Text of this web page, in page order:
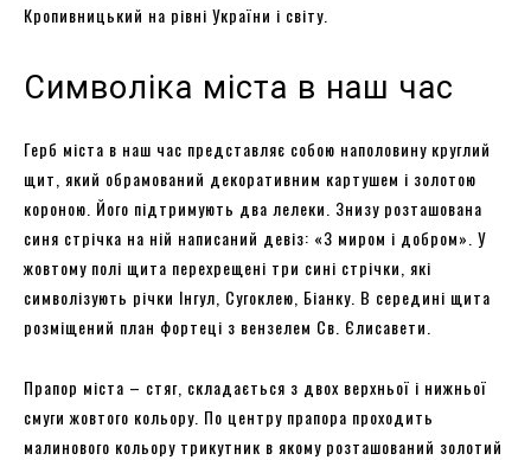
Кропивницький на рівні України і світу.
Символіка міста в наш час
Герб міста в наш час представляє собою наполовину круглий
щит, який обрамований декоративним картушем і золотою
короною. Його підтримують два лелеки. Знизу розташована
синя стрічка на ній написаний девіз: «З миром і добром». У
жовтому полі щита перехрещені три сині стрічки, які
символізують річки Інгул, Сугоклею, Біанку. В середині щита
розміщений план фортеці з вензелем Св. Єлисавети.
Прапор міста – стяг, складається з двох верхньої і нижньої
смуги жовтого кольору. По центру прапора проходить
малинового кольору трикутник в якому розташований золотий